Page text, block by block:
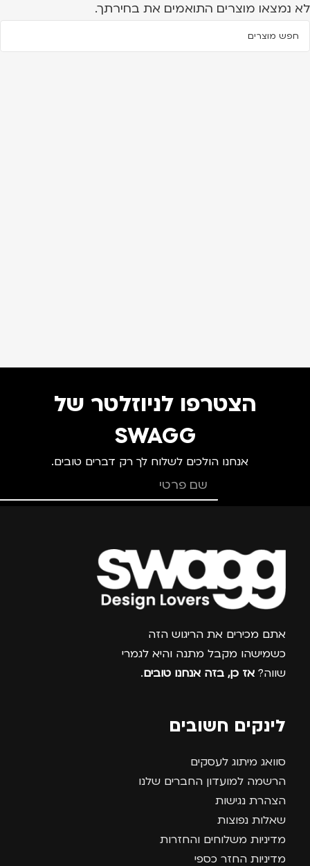
לא נמצאו מוצרים התואמים את בחירתך.
הצטרפו לניוזלטר של
SWAGG
אנחנו הולכים לשלוח לך רק דברים טובים.
צרפו אותי למועדון
אתם מכירים את הריגוש הזה
כשמישהו מקבל מתנה והיא לגמרי
שווה? אז כן, בזה אנחנו טובים.
לינקים חשובים
סוואג מיתוג לעסקים
הרשמה למועדון החברים שלנו
הצהרת נגישות
שאלות נפוצות
מדיניות משלוחים והחזרות
מדיניות החזר כספי